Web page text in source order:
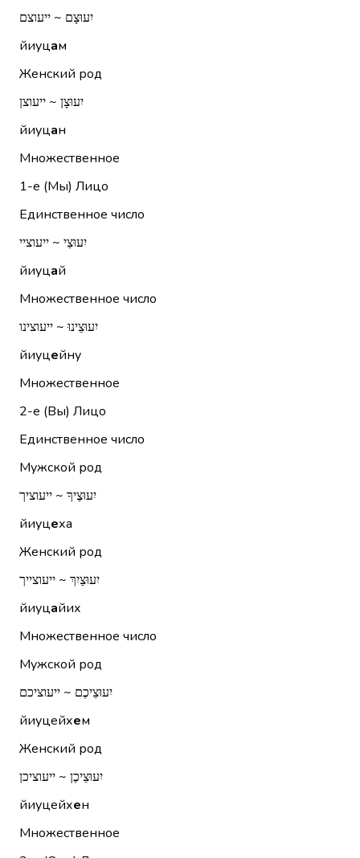
יִעוּצָם ~ ייעוצם
йиуцам
Женский род
יִעוּצָן ~ ייעוצן
йиуцан
Множественное
1-е (Мы) Лицо
Единственное число
יִעוּצַי ~ ייעוציי
йиуцай
Множественное число
יִעוּצֵינוּ ~ ייעוצינו
йиуцейну
Множественное
2-е (Вы) Лицо
Единственное число
Мужской род
יִעוּצֶיךָ ~ ייעוציך
йиуцеха
Женский род
יִעוּצַיִךְ ~ ייעוצייך
йиуцайих
Множественное число
Мужской род
יִעוּצֵיכֶם ~ ייעוציכם
йиуцейхем
Женский род
יִעוּצֵיכֶן ~ ייעוציכן
йиуцейхен
Множественное